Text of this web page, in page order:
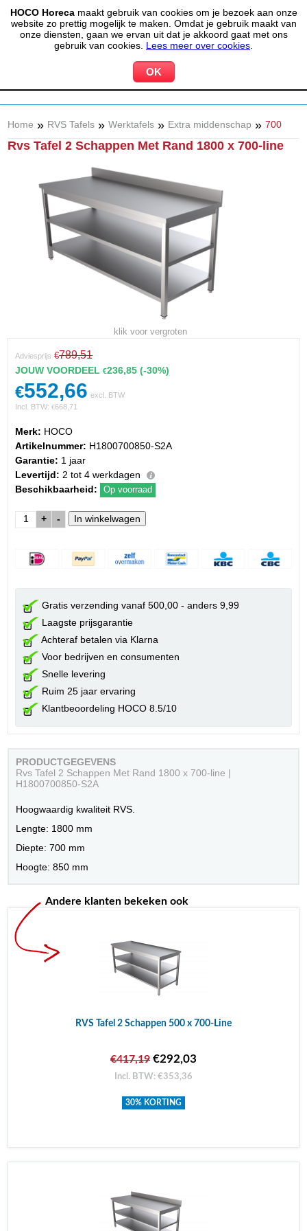
HOCO Horecamaakt gebruik van cookies om je bezoek aan onze
website zo prettig mogelijk te maken. Omdat je gebruik maakt van
onze diensten, gaan we ervan uit dat je akkoord gaat met ons
gebruik van cookies. Lees meer over cookies
(020) 497 6325 info@hocohoreca.nl
MIJN ACCOUNT 0 WINKELWAGEN
Home » RVS Tafels » Werktafels » Extra middenschap » 700
Rvs Tafel 2 Schappen Met Rand 1800 x 700-line
klik voor vergroten
Adviesprijs €789,51
JOUW VOORDEEL€236,85 (-30%)
€552,66 excl. BTW
Incl. BTW:€668,71
Merk: HOCO
Artikelnummer: H1800700850-S2A
Garantie: 1 jaar
Levertijd: 2 tot 4 werkdagen
Beschikbaarheid:
Op voorraad
+ -
Gratis verzending vanaf 500,00 - anders 9,99
Laagste prijsgarantie
Achteraf betalen via Klarna
Voor bedrijven en consumenten
Snelle levering
Ruim 25 jaar ervaring
Klantbeoordeling HOCO 8.5/10
PRODUCTGEGEVENS
Rvs Tafel 2 Schappen Met Rand 1800 x 700-line |
H1800700850-S2A
Hoogwaardig kwaliteit RVS.
Lengte: 1800 mm
Diepte: 700 mm
Hoogte: 850 mm
Andere klanten bekeken ook
RVS Tafel 2 Schappen 500 x 700-Line
€417,19 €292,03
Incl. BTW: €353,36
30% KORTING